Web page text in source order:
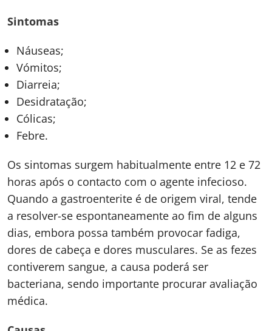
Sintomas
Náuseas;
Vómitos;
Diarreia;
Desidratação;
Cólicas;
Febre.
Os sintomas surgem habitualmente entre 12 e 72
horas após o contacto com o agente infecioso.
Quando a gastroenterite é de origem viral, tende
a resolver-se espontaneamente ao fim de alguns
dias, embora possa também provocar fadiga,
dores de cabeça e dores musculares. Se as fezes
contiverem sangue, a causa poderá ser
bacteriana, sendo importante procurar avaliação
médica.